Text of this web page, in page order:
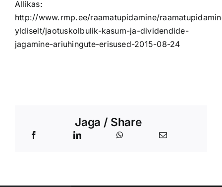
Allikas:
http://www.rmp.ee/raamatupidamine/
yldiselt/jaotuskolbulik-kasum-ja-dividendide-
jagamine-ariuhingute-erisused-2015-08-24
Jaga / Share